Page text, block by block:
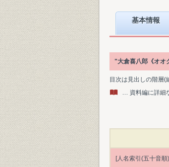
基本情報
"大倉喜八郎《オオ
目次は見出しの階層(
… 資料編に詳細
[人名索引(五十音順